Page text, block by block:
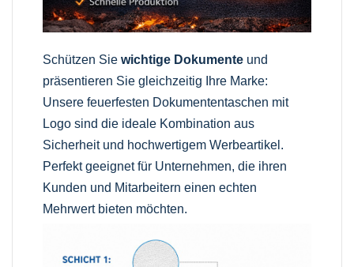
Schützen Siewichtige Dokumente und
präsentieren Sie gleichzeitig Ihre Marke:
Unsere feuerfesten Dokumententaschen mit
Logo sind die ideale Kombination aus
Sicherheit und hochwertigem Werbeartikel.
Perfekt geeignet für Unternehmen, die ihren
Kunden und Mitarbeitern einen echten
Mehrwert bieten möchten.